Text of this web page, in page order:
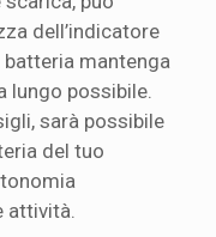
dell’indicatore
mantenga
lungo possibile.
sarà possibile
del tuo